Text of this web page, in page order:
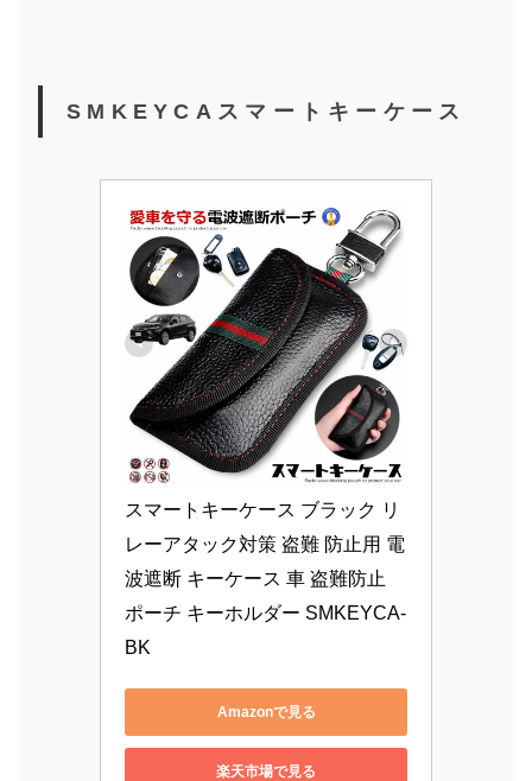
SMKEYCA スマートキーケース
スマートキーケース ブラック リ
レーアタック対策 盗難 防止用 電
波遮断 キーケース 車 盗難防止
ポーチ キーホルダー SMKEYCA-
BK
Amazonで見る
楽天市場で見る